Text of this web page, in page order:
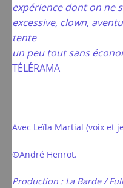
expérience dont on ne
excessive, clown,
tente
un peu tout sans
TÉLÉRAMA
Avec Leïla Martial (voix et
©André Henrot.
Production : La Barde /